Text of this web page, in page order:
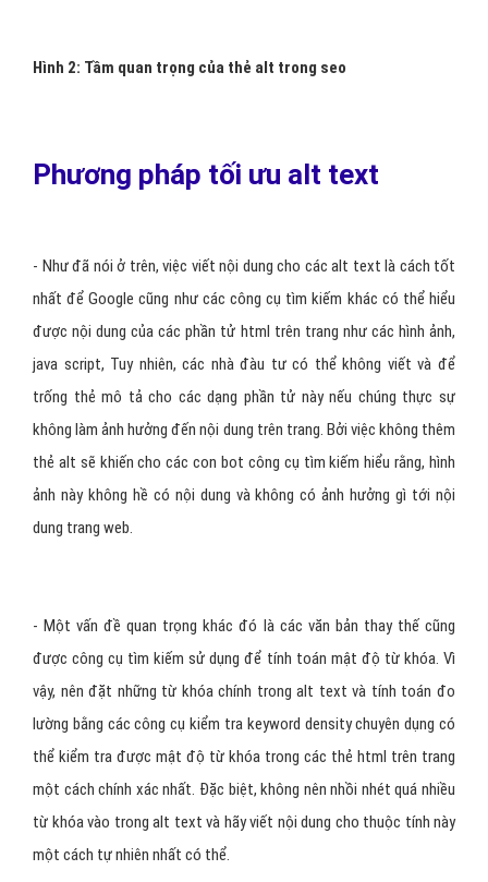
Hình 2: Tầm quan trọng của thẻ alt trong seo
Phương pháp tối ưu alt text
- Như đã nói ở trên, việc viết nội dung cho các alt text là cách tốt
nhất để Google cũng như các công cụ tìm kiếm khác có thể hiểu
được nội dung của các phần tử html trên trang như các hình ảnh,
không làm ảnh hưởng đến nội dung trên trang. Bởi việc không thêm
thẻ alt sẽ khiến cho các con bot công cụ tìm kiếm hiểu rằng, hình
ảnh này không hề có nội dung và không có ảnh hưởng gì tới nội
dung trang web.
- Một vấn đề quan trọng khác đó là các văn bản thay thế cũng
được công cụ tìm kiếm sử dụng để tính toán mật độ từ khóa. Vì